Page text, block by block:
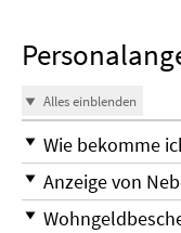
Alles einblenden
Wie bekomme
Anzeige von